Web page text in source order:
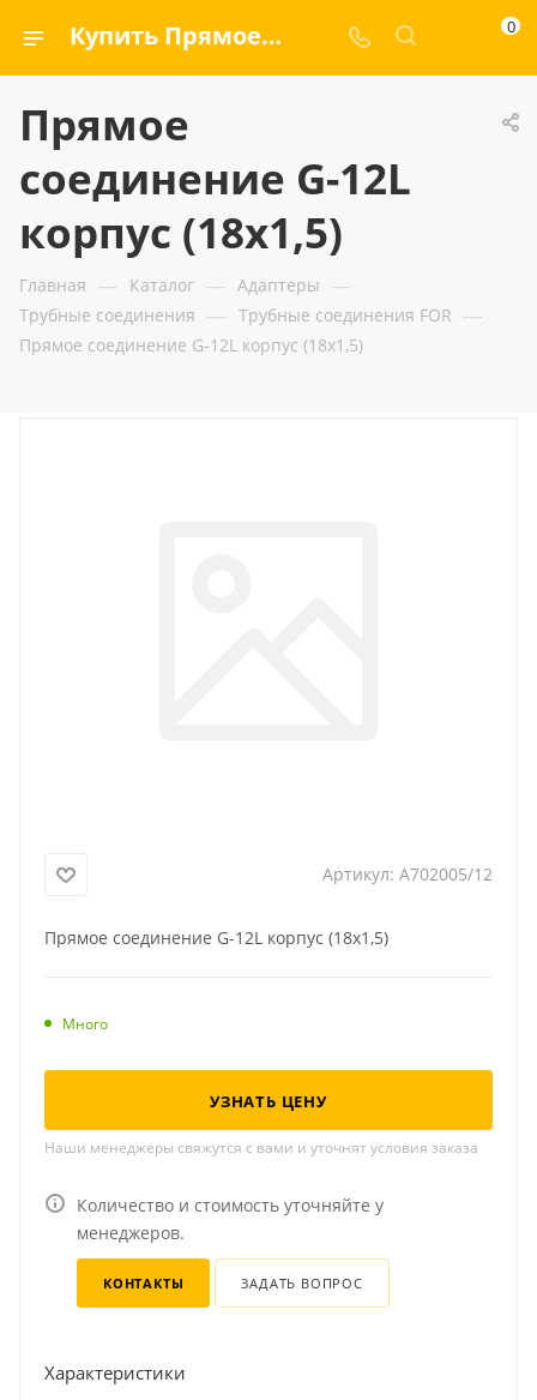
Купить Прямое соединение G-12L корпус (18x1,5) — ООО «ГИДРАМАКС» 0
Прямое
соединение G-12L
корпус (18x1,5)
Главная — Каталог — Адаптеры —
Трубные соединения — Трубные соединения FOR —
Прямое соединение G-12L корпус (18x1,5)
Артикул: A702005/12
Прямое соединение G-12L корпус (18x1,5)
Много
УЗНАТЬ ЦЕНУ
Наши менеджеры свяжутся с вами и уточнят условия заказа
Количество и стоимость уточняйте у
менеджеров.
КОНТАКТЫ ЗАДАТЬ ВОПРОС
Характеристики